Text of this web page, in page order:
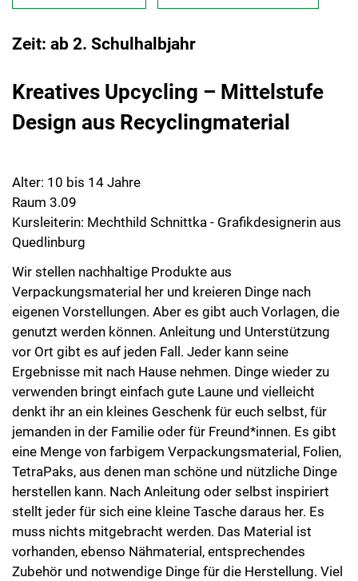
Zeit: ab 2. Schulhalbjahr
Kreatives Upcycling – Mittelstufe
Design aus Recyclingmaterial
Alter: 10 bis 14 Jahre
Raum 3.09
Kursleiterin: Mechthild Schnittka - Grafikdesignerin aus
Quedlinburg
Wir stellen nachhaltige Produkte aus
Verpackungsmaterial her und kreieren Dinge nach
eigenen Vorstellungen. Aber es gibt auch Vorlagen, die
genutzt werden können. Anleitung und Unterstützung
vor Ort gibt es auf jeden Fall. Jeder kann seine
Ergebnisse mit nach Hause nehmen. Dinge wieder zu
verwenden bringt einfach gute Laune und vielleicht
denkt ihr an ein kleines Geschenk für euch selbst, für
jemanden in der Familie oder für Freund*innen. Es gibt
eine Menge von farbigem Verpackungsmaterial, Folien,
TetraPaks, aus denen man schöne und nützliche Dinge
herstellen kann. Nach Anleitung oder selbst inspiriert
stellt jeder für sich eine kleine Tasche daraus her. Es
muss nichts mitgebracht werden. Das Material ist
vorhanden, ebenso Nähmaterial, entsprechendes
Zubehör und notwendige Dinge für die Herstellung. Viel